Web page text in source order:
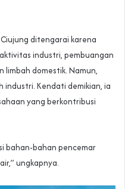
ditengarai karena
industri, pembuangan
limbah domestik. Namun,
industri. Kendati demikian, ia
yang berkontribusi
bahan-bahan pencemar
ungkapnya.